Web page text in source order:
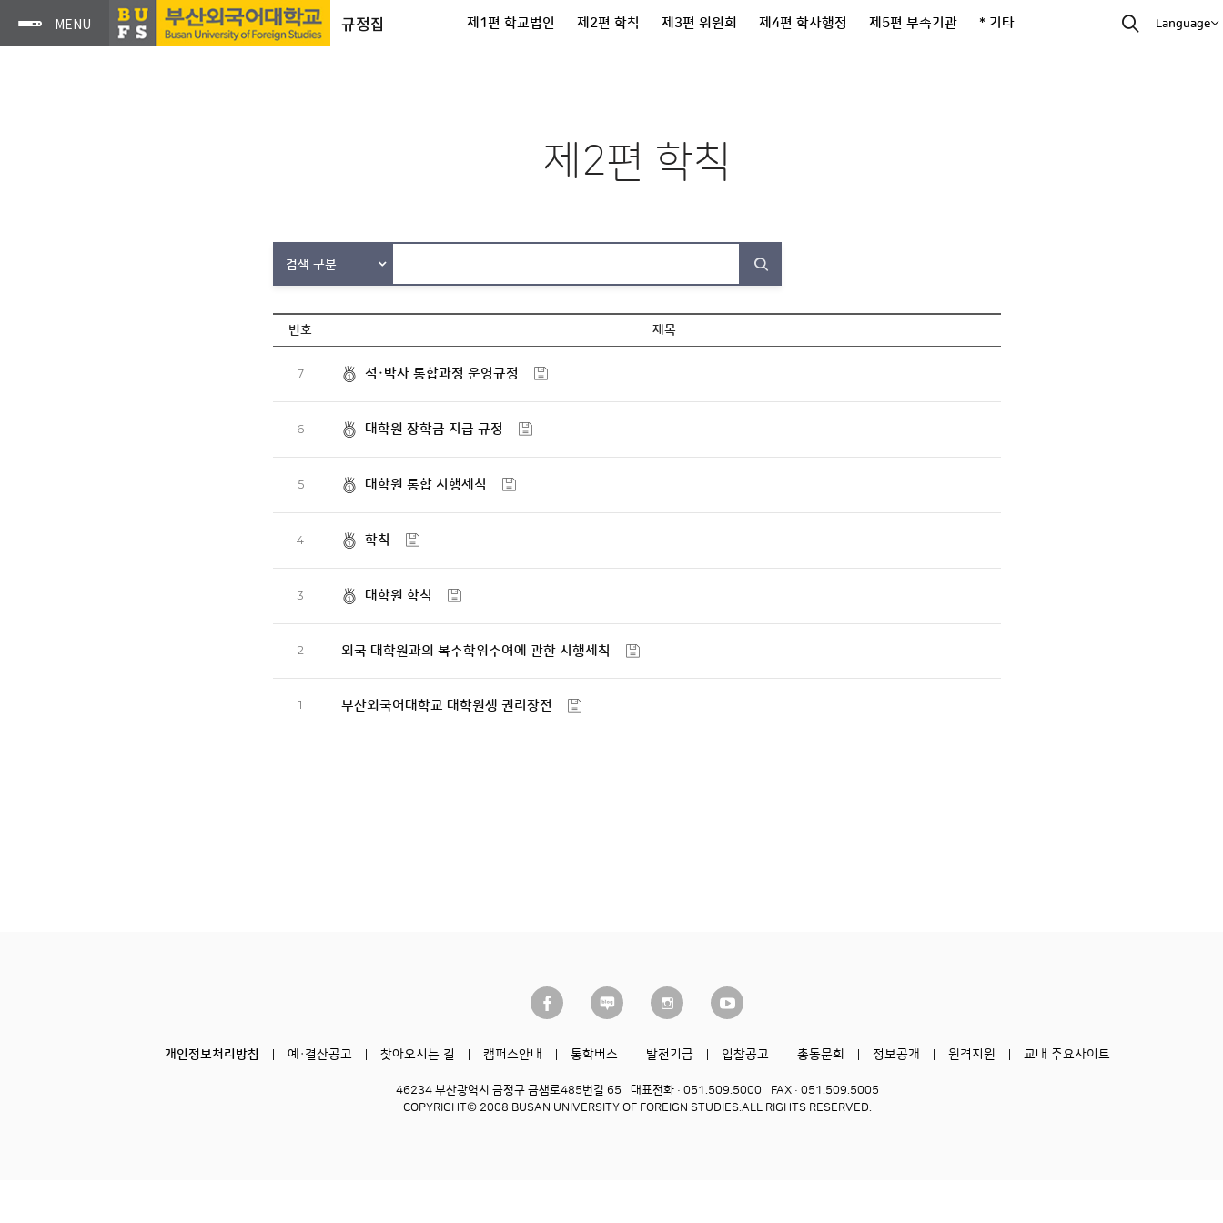
규정집 제1편 학교법인 제2편 학칙 제3편 위원회 제4편 학사행정 제5편 부속기관 * 기타 Language
제2편 학칙
검색 구분
번호 제목
7 석·박사 통합과정 운영규정
6 대학원 장학금 지급 규정
5 대학원 통합 시행세칙
4 학칙
3 대학원 학칙
2 외국 대학원과의 복수학위수여에 관한 시행세칙
1 부산외국어대학교 대학원생 권리장전
개인정보처리방침 예·결산공고 찾아오시는 길 캠퍼스안내 통학버스 발전기금 입찰공고 총동문회 정보공개 원격지원 교내 주요사이트
46234 부산광역시 금정구 금샘로485번길 65 대표전화 : 051.509.5000
FAX : 051.509.5005
COPYRIGHT© 2008 BUSAN UNIVERSITY OF FOREIGN STUDIES. ALL RIGHTS RESERVED.